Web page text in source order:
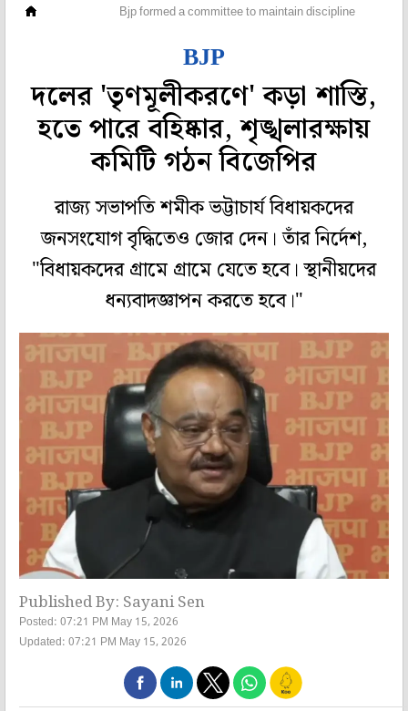
Bjp formed a committee to maintain discipline
BJP
দলের 'তৃণমূলীকরণে' কড়া শাস্তি,
হতে পারে বহিষ্কার, শৃঙ্খলারক্ষায়
কমিটি গঠন বিজেপির
রাজ্য সভাপতি শমীক ভট্টাচার্য বিধায়কদের
জনসংযোগ বৃদ্ধিতেও জোর দেন। তাঁর নির্দেশ,
"বিধায়কদের গ্রামে গ্রামে যেতে হবে। স্থানীয়দের
ধন্যবাদজ্ঞাপন করতে হবে।"
Published By: Sayani Sen
Posted: 07:21 PM May 15, 2026
Updated: 07:21 PM May 15, 2026